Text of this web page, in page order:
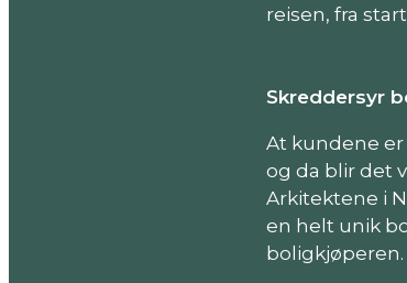
reisen, fra
Skreddersyr
At kundene er
og da blir det
Arkitektene i
en helt unik
boligkjøperen.